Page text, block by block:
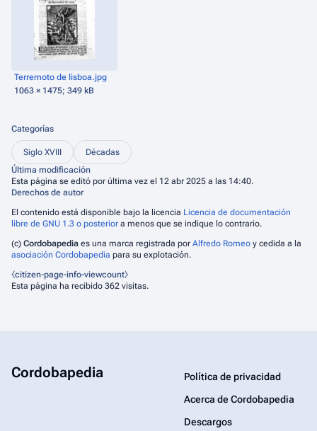
Terremoto de lisboa.jpg
1063 × 1475; 349 kB
Categorías
Siglo XVIII
Décadas
Última modificación
Esta página se editó por última vez el 12 abr 2025 a las 14:40.
Derechos de autor
El contenido está disponible bajo la licencia Licencia de documentación
libre de GNU 1.3 o posterior a menos que se indique lo contrario.
(c) Cordobapedia es una marca registrada por Alfredo Romeo y cedida a la
asociación Cordobapedia para su explotación.
⧼citizen-page-info-viewcount⧽
Esta página ha recibido 362 visitas.
Cordobapedia
Política de privacidad
Acerca de Cordobapedia
Descargos